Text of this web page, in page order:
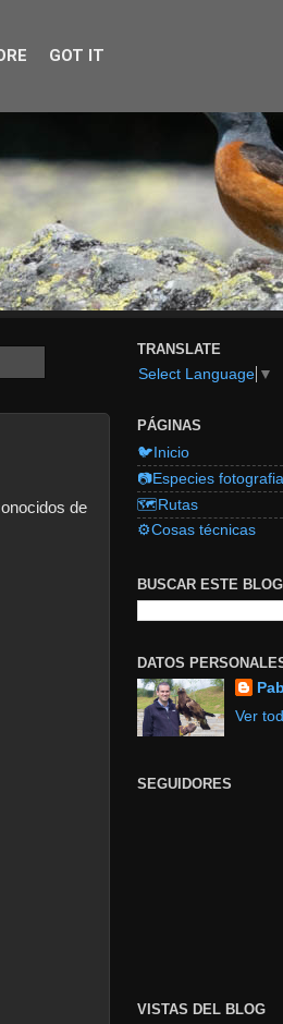
de
TRANSLATE
Select Language ▼
PÁGINAS
🐦Inicio
📷Especies
🗺️Rutas
⚙️Cosas técnicas
BUSCAR ESTE BLOG
DATOS
Ver
SEGUIDORES
VISTAS DEL BLOG
GOT IT